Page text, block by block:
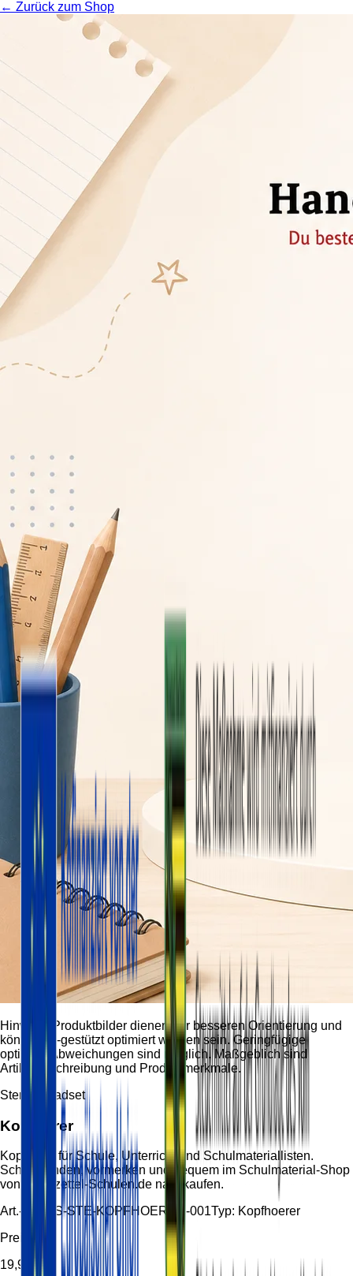
← Zurück zum Shop
Hinweis:
Produktbilder dienen der besseren Orientierung und
können KI-gestützt optimiert worden sein. Geringfügige
optische Abweichungen sind möglich. Maßgeblich sind
Artikelbeschreibung und Produktmerkmale.
Stereo headset
Kopfhörer
Kopfhörer für Schule, Unterricht und Schulmateriallisten.
Schnell finden, vormerken und bequem im Schulmaterial-Shop
von Handzettel-Schulen.de nachkaufen.
Art.-Nr.: HS-STE-KOPFHOERER-001Typ: Kopfhoerer
Preis
19,90 €